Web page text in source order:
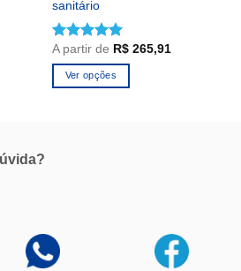
sanitário
Avaliação
5.00de 5
A partir de R$265,91
Ver opções
ser
escolhidas